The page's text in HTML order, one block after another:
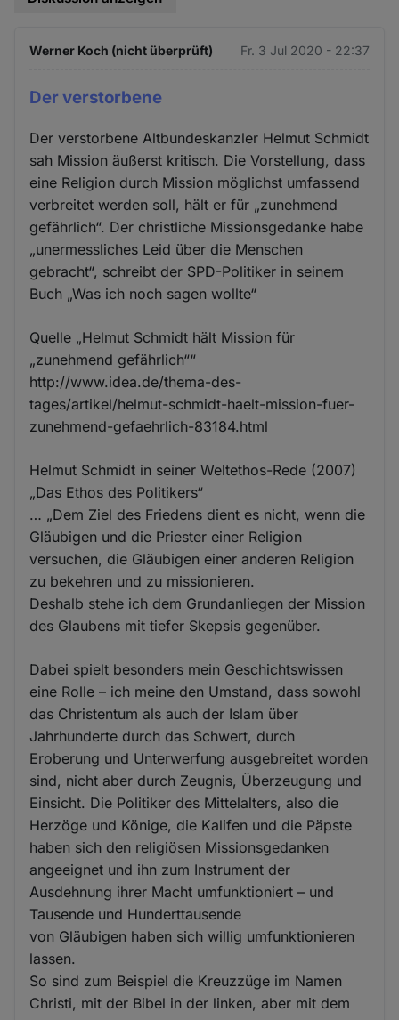
Werner Koch (nicht überprüft) Fr. 3 Jul 2020 - 22:37
Der verstorbene
Der verstorbene Altbundeskanzler Helmut Schmidt
sah Mission äußerst kritisch. Die Vorstellung, dass
eine Religion durch Mission möglichst umfassend
verbreitet werden soll, hält er für „zunehmend
gefährlich“. Der christliche Missionsgedanke habe
„unermessliches Leid über die Menschen
gebracht“, schreibt der SPD-Politiker in seinem
Buch „Was ich noch sagen wollte“
Quelle „Helmut Schmidt hält Mission für
„zunehmend gefährlich““
http://www.idea.de/thema-des-
tages/artikel/helmut-schmidt-haelt-mission-fuer-
zunehmend-gefaehrlich-83184.html
Helmut Schmidt in seiner Weltethos-Rede (2007)
„Das Ethos des Politikers“
… „Dem Ziel des Friedens dient es nicht, wenn die
Gläubigen und die Priester einer Religion
versuchen, die Gläubigen einer anderen Religion
zu bekehren und zu missionieren.
Deshalb stehe ich dem Grundanliegen der Mission
des Glaubens mit tiefer Skepsis gegenüber.
Dabei spielt besonders mein Geschichtswissen
eine Rolle – ich meine den Umstand, dass sowohl
das Christentum als auch der Islam über
Jahrhunderte durch das Schwert, durch
Eroberung und Unterwerfung ausgebreitet worden
sind, nicht aber durch Zeugnis, Überzeugung und
Einsicht. Die Politiker des Mittelalters, also die
Herzöge und Könige, die Kalifen und die Päpste
haben sich den religiösen Missionsgedanken
angeeignet und ihn zum Instrument der
Ausdehnung ihrer Macht umfunktioniert – und
Tausende und Hunderttausende
von Gläubigen haben sich willig umfunktionieren
lassen.
So sind zum Beispiel die Kreuzzüge im Namen
Christi, mit der Bibel in der linken, aber mit dem